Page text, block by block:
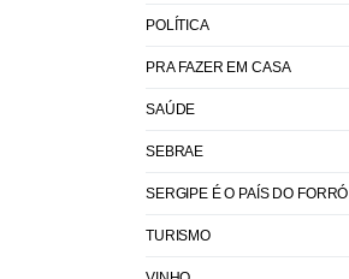
POLÍTICA
PRA FAZER EM CASA
SAÚDE
SEBRAE
SERGIPE É O PAÍS DO FORRÓ
TURISMO